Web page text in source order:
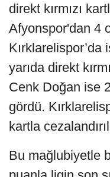
direkt kırmızı
Afyonspor'dan 4
Kırklarelispor’da
yarıda direkt
Cenk Doğan ise
gördü.
kartla
Bu mağlubiyetle